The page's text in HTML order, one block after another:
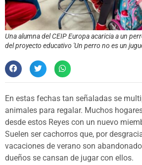
Una alumna del CEIP Europa acaricia a un
del proyecto educativo 'Un perro no es un
En estas fechas tan señaladas se
animales para regalar. Muchos
desde estos Reyes con un nuevo
Suelen ser cachorros que, por
vacaciones de verano son
dueños se cansan de jugar con ellos.